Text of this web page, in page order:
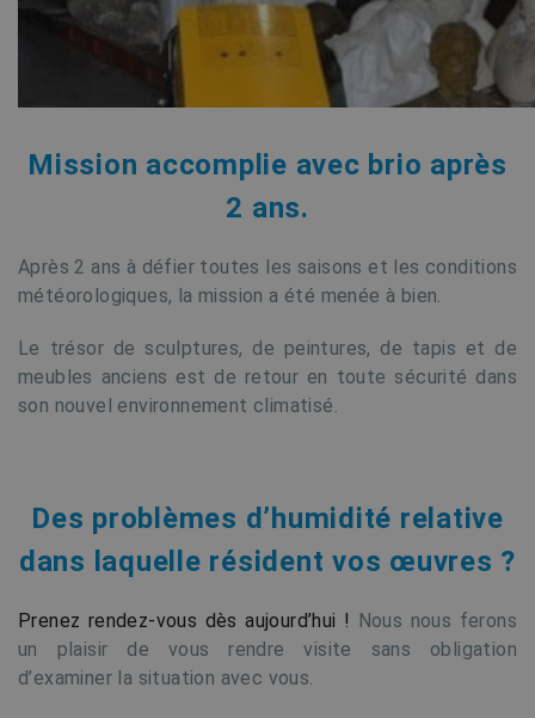
Mission accomplie avec brio après
2 ans.
Après 2 ans à défier toutes les saisons et les conditions
météorologiques, la mission a été menée à bien.
Le trésor de sculptures, de peintures, de tapis et de
meubles anciens est de retour en toute sécurité dans
son nouvel environnement climatisé.
Des problèmes d’humidité relative
dans laquelle résident vos œuvres ?
Prenez rendez-vous dès aujourd’hui ! Nous nous ferons
un plaisir de vous rendre visite sans obligation
d’examiner la situation avec vous.